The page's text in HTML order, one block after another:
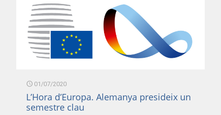
01/07/2020
L’Hora d’Europa. Alemanya presideix un
semestre clau